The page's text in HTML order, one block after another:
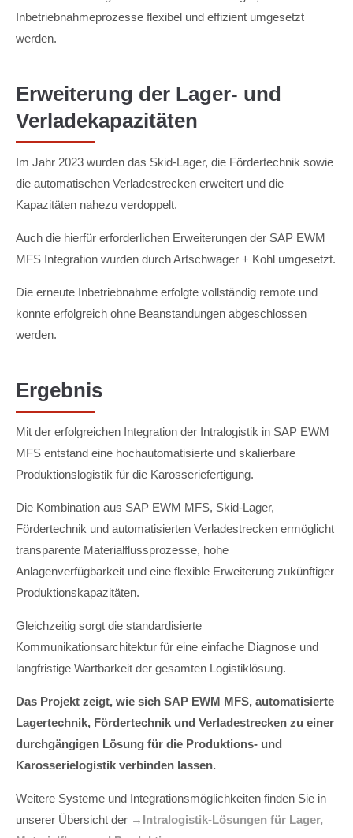
Inbetriebnahmeprozesse flexibel und effizient umgesetzt
werden.
Erweiterung der Lager- und
Verladekapazitäten
Im Jahr 2023 wurden das Skid-Lager, die Fördertechnik sowie
die automatischen Verladestrecken erweitert und die
Kapazitäten nahezu verdoppelt.
Auch die hierfür erforderlichen Erweiterungen der SAP EWM
MFS Integration wurden durch Artschwager + Kohl umgesetzt.
Die erneute Inbetriebnahme erfolgte vollständig remote und
konnte erfolgreich ohne Beanstandungen abgeschlossen
werden.
Ergebnis
Mit der erfolgreichen Integration der Intralogistik in SAP EWM
MFS entstand eine hochautomatisierte und skalierbare
Produktionslogistik für die Karosseriefertigung.
Die Kombination aus SAP EWM MFS, Skid-Lager,
Fördertechnik und automatisierten Verladestrecken ermöglicht
transparente Materialflussprozesse, hohe
Anlagenverfügbarkeit und eine flexible Erweiterung zukünftiger
Produktionskapazitäten.
Gleichzeitig sorgt die standardisierte
Kommunikationsarchitektur für eine einfache Diagnose und
langfristige Wartbarkeit der gesamten Logistiklösung.
Das Projekt zeigt, wie sich SAP EWM MFS, automatisierte
Lagertechnik, Fördertechnik und Verladestrecken zu einer
durchgängigen Lösung für die Produktions- und
Karosserielogistik verbinden lassen.
Weitere Systeme und Integrationsmöglichkeiten finden Sie in
unserer Übersicht der →Intralogistik-Lösungen für Lager,